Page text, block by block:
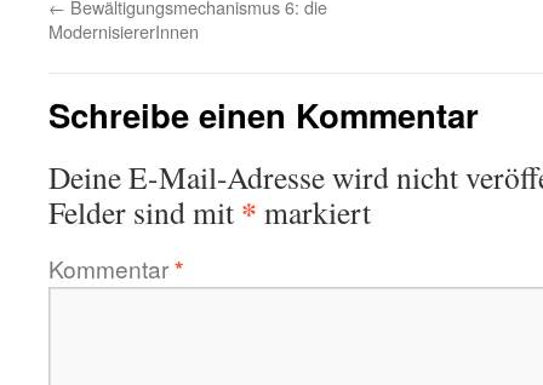
← Bewältigungsmechanismus 6: die
ModernisiererInnen
Schreibe einen Kommentar
Deine E-Mail-Adresse wird nicht
Felder sind mit * markiert
Kommentar*